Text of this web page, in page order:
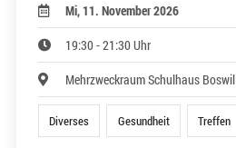
Mi, 11. November 2026
19:30 - 21:30 Uhr
Mehrzweckraum Schulhaus Boswil
Diverses Gesundheit Treffen